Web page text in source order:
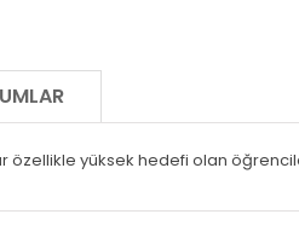
özellikle yüksek hedefi olan